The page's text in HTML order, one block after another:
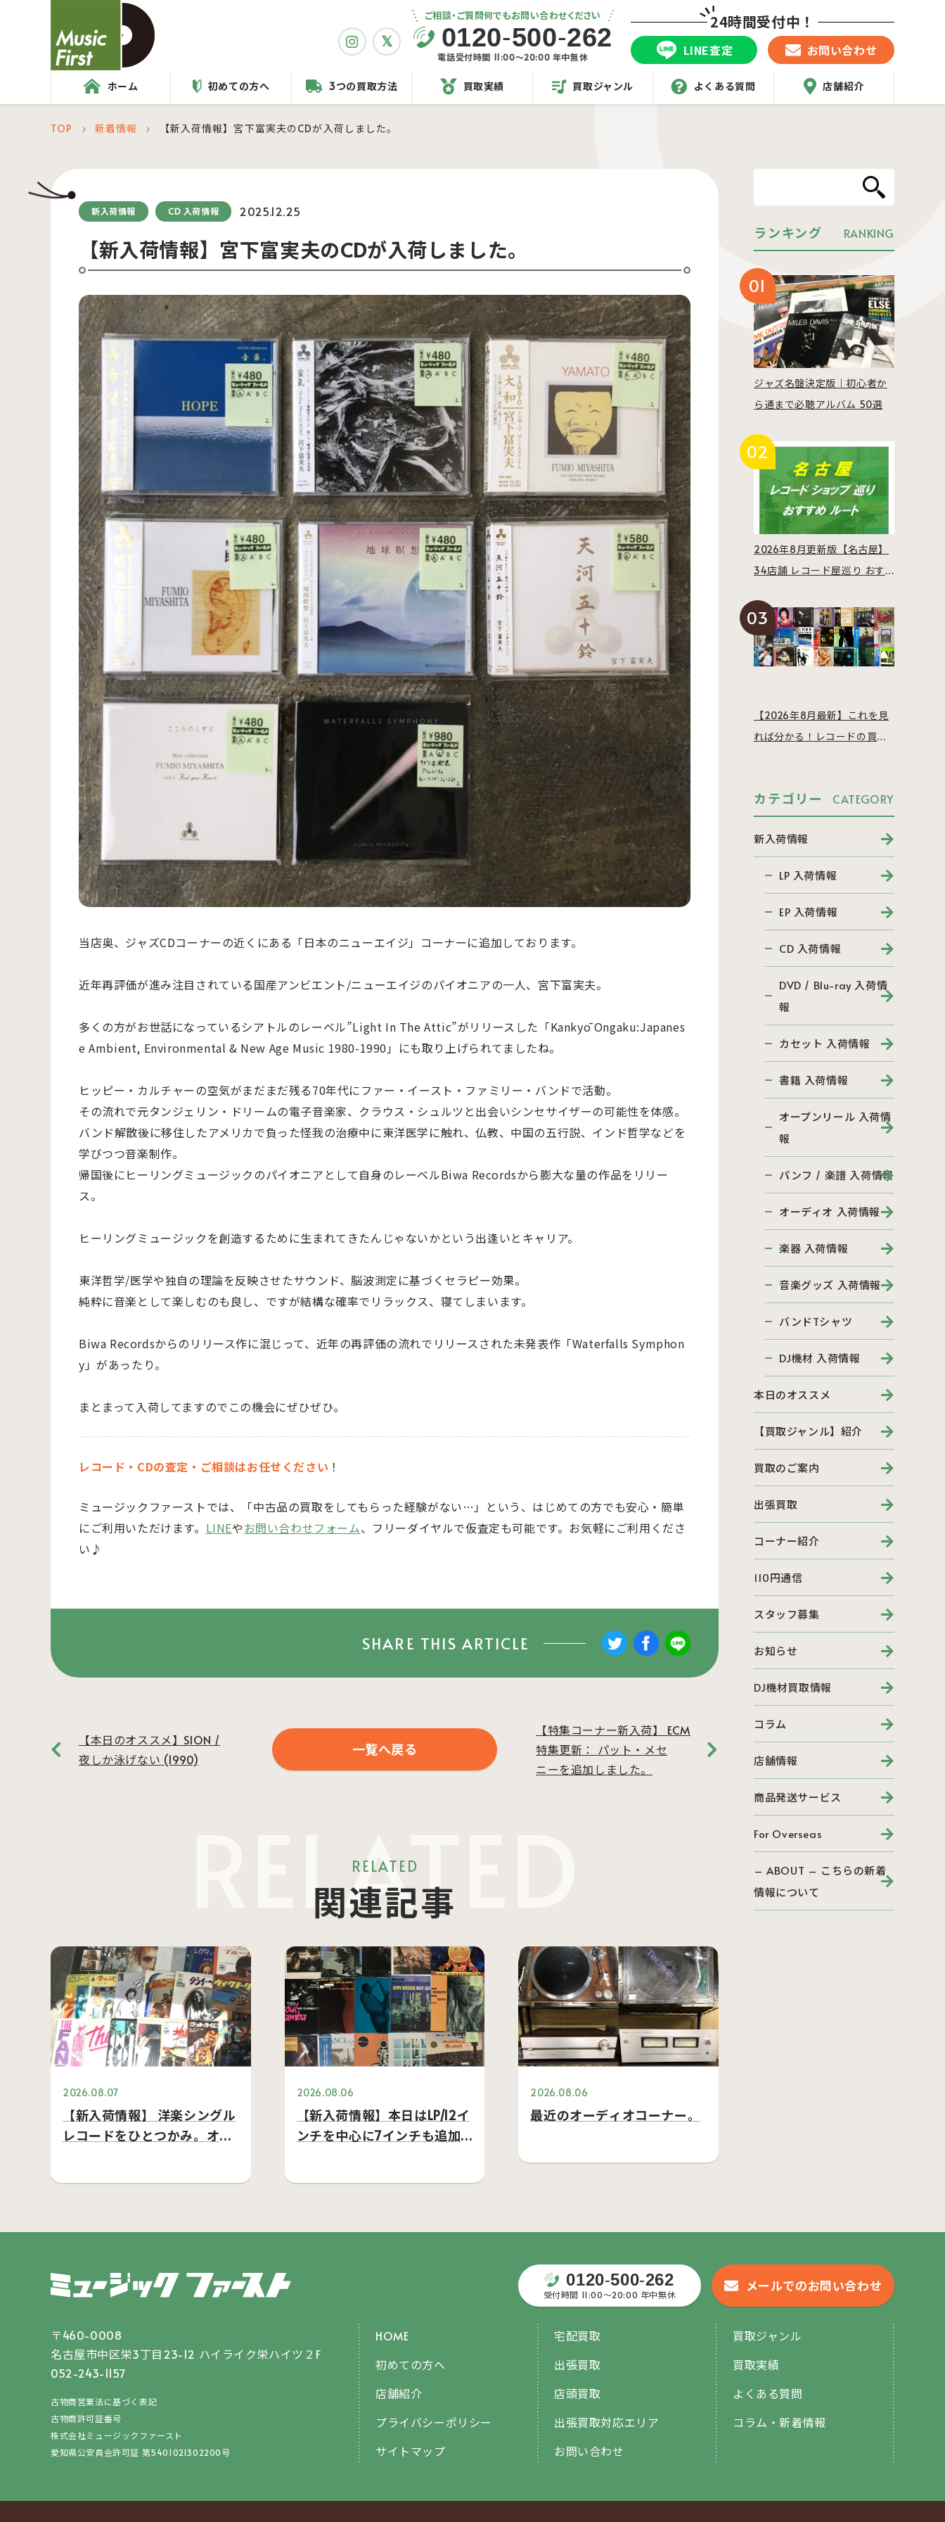
ホーム 初めての方へ 3つの買取方法 買取実績 買取ジャンル よくある質問 店舗紹介
ご相談・ご質問何でもお問い合わせください
0120-500-262
電話受付時間 11:00〜20:00 年中無休
24時間受付中！
LINE査定 お問い合わせ
TOP ＞ 新着情報 ＞ 【新入荷情報】宮下富実夫のCDが入荷しました。
新入荷情報 CD 入荷情報 2025.12.25
【新入荷情報】宮下富実夫のCDが入荷しました。
当店奥、ジャズCDコーナーの近くにある「日本のニューエイジ」コーナーに追加しております。
近年再評価が進み注目されている国産アンビエント/ニューエイジのパイオニアの一人、宮下富実夫。
多くの方がお世話になっているシアトルのレーベル”Light In The Attic”がリリースした「Kankyō Ongaku:Japanes
e Ambient, Environmental & New Age Music 1980-1990」にも取り上げられてましたね。
ヒッピー・カルチャーの空気がまだまだ残る70年代にファー・イースト・ファミリー・バンドで活動。
その流れで元タンジェリン・ドリームの電子音楽家、クラウス・シュルツと出会いシンセサイザーの可能性を体感。
バンド解散後に移住したアメリカで負った怪我の治療中に東洋医学に触れ、仏教、中国の五行説、インド哲学などを
学びつつ音楽制作。
帰国後にヒーリングミュージックのパイオニアとして自身のレーベルBiwa Recordsから膨大な量の作品をリリー
ス。
ヒーリングミュージックを創造するために生まれてきたんじゃないかという出逢いとキャリア。
東洋哲学/医学や独自の理論を反映させたサウンド、脳波測定に基づくセラピー効果。
純粋に音楽として楽しむのも良し、ですが結構な確率でリラックス、寝てしまいます。
Biwa Recordsからのリリース作に混じって、近年の再評価の流れでリリースされた未発表作「Waterfalls Symphon
y」があったり。
まとまって入荷してますのでこの機会にぜひぜひ。
レコード・CDの査定・ご相談はお任せください ！
ミュージックファーストでは、「中古品の買取をしてもらった経験がない…」という、はじめての方でも安心・簡単
にご利用いただけます。 LINEやお問い合わせフォーム、フリーダイヤルで仮査定も可能です。お気軽にご利用くださ
い♪
SHARE THIS ARTICLE
【本日のオススメ】SION /
夜しか泳げない (1990)
一覧へ戻る
【特集コーナー新入荷】 ECM
特集更新： パット・メセ
ニーを追加しました。
RELATED
RELATED
関連記事
2026.08.07
【新入荷情報】 洋楽シングル
レコードをひとつかみ。オー
2026.08.06
【新入荷情報】本日はLP/12イ
ンチを中心に7インチも追加
2026.08.06
最近のオーディオコーナー。
ランキング RANKING
ジャズ名盤決定版｜初心者か
ら通まで必聴アルバム 50選
2026年8月更新版【名古屋】
34店舗 レコード屋巡り おす
【2026年8月最新】これを見
れば分かる！レコードの買取
カテゴリー CATEGORY
新入荷情報
LP 入荷情報
EP 入荷情報
CD 入荷情報
DVD / Blu-ray 入荷情
報
カセット 入荷情報
書籍 入荷情報
オープンリール 入荷情
報
パンフ / 楽譜 入荷情報
オーディオ 入荷情報
楽器 入荷情報
音楽グッズ 入荷情報
バンドTシャツ
DJ機材 入荷情報
本日のオススメ
【買取ジャンル】紹介
買取のご案内
出張買取
コーナー紹介
110円通信
スタッフ募集
お知らせ
DJ機材買取情報
コラム
店舗情報
商品発送サービス
For Overseas
– ABOUT – こちらの新着
情報について
HOME
初めての方へ
店舗紹介
プライバシーポリシー
サイトマップ
宅配買取
出張買取
店頭買取
出張買取対応エリア
お問い合わせ
買取ジャンル
買取実績
よくある質問
コラム・新着情報
0120-500-262
受付時間 11:00〜20:00 年中無休
メールでのお問い合わせ
〒460-0008
名古屋市中区栄3丁目23-12 ハイライク栄ハイツ２F
052-243-1157
古物商営業法に基づく表記
古物商許可証番号
株式会社ミュージックファースト
愛知県公安員会許可証 第5401021302200号